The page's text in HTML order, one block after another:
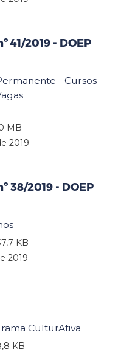
41/2019 - DOEP
- Cursos
MB
2019
38/2019 - DOEP
KB
2019
CulturAtiva
KB